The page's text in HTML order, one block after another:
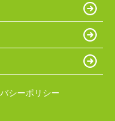
シーポリシー